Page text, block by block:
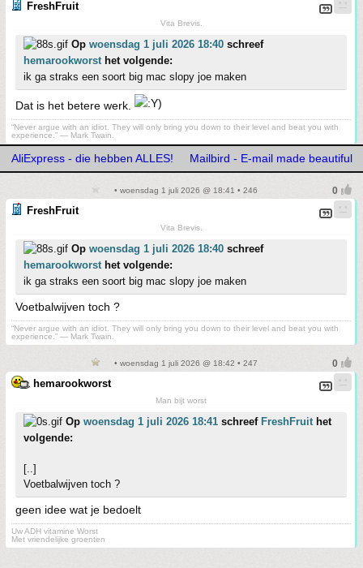
FreshFruit
Vita Brevis.
Op woensdag 1 juli 2026 18:40 schreef
hemarookworsthet volgende:
ik ga straks een soort big mac slopy joe maken
Dat is het betere werk.
“Never argue with an idiot. They will only bring you down to their level and beat you with
experience.” ― Mark Twain.
AliExpress - die hebben ALLES! Mailbird - E-mail made beautiful
• woensdag 1 juli 2026 @ 18:41 • 246
FreshFruit
Vita Brevis.
Op woensdag 1 juli 2026 18:40 schreef
hemarookworsthet volgende:
ik ga straks een soort big mac slopy joe maken
Voetbalwijven toch ?
“Never argue with an idiot. They will only bring you down to their level and beat you with
experience.” ― Mark Twain.
• woensdag 1 juli 2026 @ 18:42 • 247
hemarookworst
Man bijt worst
Op woensdag 1 juli 2026 18:41 schreef FreshFruithet
volgende:
[..]
Voetbalwijven toch ?
geen idee wat je bedoelt
Uw ADH vitamine Worst
Met vriendelijke groenten